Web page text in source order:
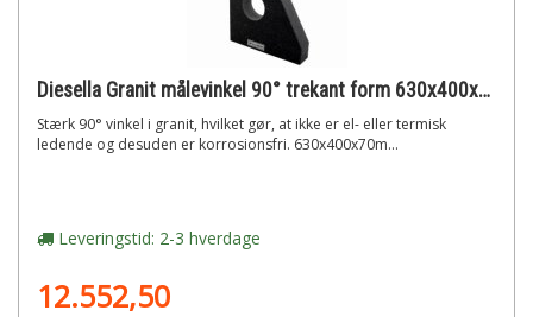
Diesella Granit målevinkel 90° trekant form 630x400x70 mm din 875 - din 876/00
Stærk 90° vinkel i granit, hvilket gør, at ikke er el- eller termisk
ledende og desuden er korrosionsfri. 630x400x70m...
Leveringstid: 2-3 hverdage
12.552,50